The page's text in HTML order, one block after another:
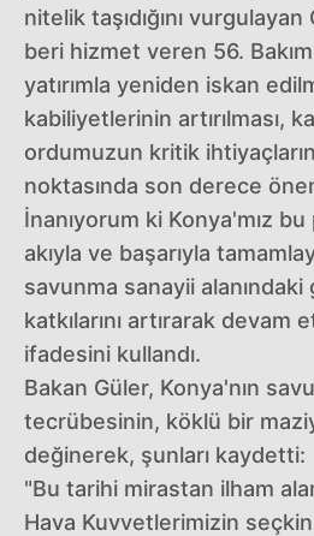
nitelik taşıdığını
beri hizmet veren 56. Bakım
yatırımla yeniden iskan
kabiliyetlerinin artırılması,
ordumuzun kritik
noktasında son derece
İnanıyorum ki Konya'mız bu
akıyla ve başarıyla
savunma sanayii alanındaki
katkılarını artırarak devam
ifadesini kullandı.
Bakan Güler, Konya'nın
tecrübesinin, köklü bir
değinerek, şunları kaydetti:
"Bu tarihi mirastan ilham
Hava Kuvvetlerimizin